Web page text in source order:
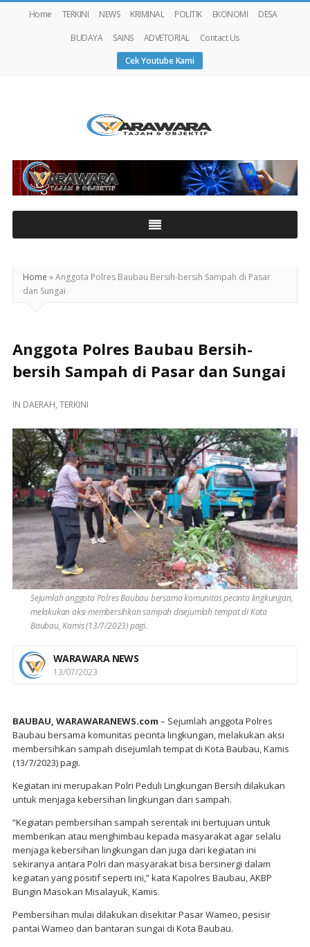
Home TERKINI NEWS KRIMINAL POLITIK EKONOMI
DESA
BUDAYA
SAINS ADVETORIAL
Contact Us
Cek Youtube Kami
Home »Anggota Polres Baubau Bersih-bersih Sampah di Pasar
dan Sungai
Anggota Polres Baubau Bersih-
bersih Sampah di Pasar dan Sungai
IN DAERAH, TERKINI
Sejumlah anggota Polres Baubau bersama komunitas pecinta lingkungan,
melakukan aksi membersihkan sampah disejumlah tempat di Kota
Baubau, Kamis (13/7/2023) pagi.
WARAWARA NEWS
13/07/2023
BAUBAU, WARAWARANEWS.com – Sejumlah anggota Polres
Baubau bersama komunitas pecinta lingkungan, melakukan aksi
membersihkan sampah disejumlah tempat di Kota Baubau, Kamis
(13/7/2023) pagi.
Kegiatan ini merupakan Polri Peduli Lingkungan Bersih dilakukan
untuk menjaga kebersihan lingkungan dari sampah.
“Kegiatan pembersihan sampah serentak ini bertujuan untuk
memberikan atau menghimbau kepada masyarakat agar selalu
menjaga kebersihan lingkungan dan juga dari kegiatan ini
sekiranya antara Polri dan masyarakat bisa bersinergi dalam
kegiatan yang positif seperti ini,” kata Kapolres Baubau, AKBP
Bungin Masokan Misalayuk, Kamis.
Pembersihan mulai dilakukan disekitar Pasar Wameo, pesisir
pantai Wameo dan bantaran sungai di Kota Baubau.